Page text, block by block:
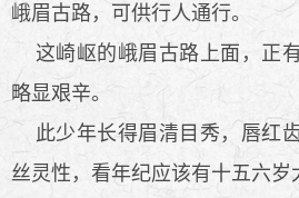
峨眉古路，可供行人通行。
这崎岖的峨眉古路上面，正
略显艰辛。
此少年长得眉清目秀，唇红
丝灵性，看年纪应该有十五六岁